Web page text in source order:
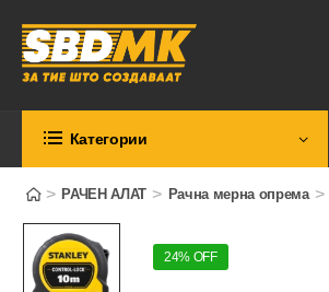
Категории
> РАЧЕН АЛАТ > Рачна мерна опрема >
24% OFF